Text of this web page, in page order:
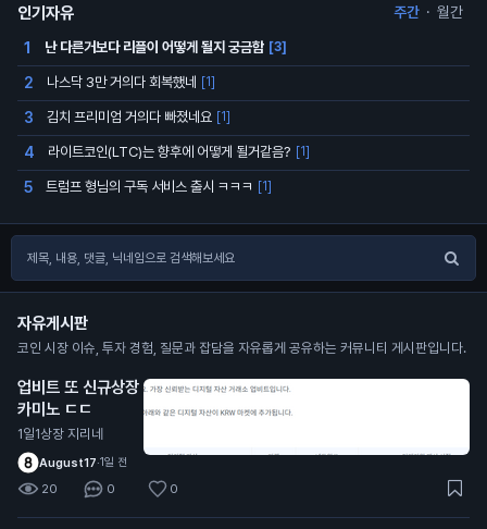
인기자유 주간 · 월간
1 난 다른거보다 리플이 어떻게 될지 궁금함 [3]
2 나스닥 3만 거의다 회복했네 [1]
3 김치 프리미엄 거의다 빠졌네요 [1]
4 라이트코인(LTC)는 향후에 어떻게 될거같음? [1]
5 트럼프 형님의 구독 서비스 출시 ㅋㅋㅋ [1]
자유게시판
코인 시장 이슈, 투자 경험, 질문과 잡담을 자유롭게 공유하는 커뮤니티 게시판입니다.
업비트 또 신규상장
카미노 ㄷㄷ
1일1상장 지리네
August17·1일 전
20 0 0